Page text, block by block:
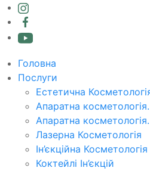
Головна
Послуги
Естетична
Апаратна косметологія.
Апаратна
Лазерна Косметологія
Ін’єкційна Косметологія
Коктейлі Ін’єкцій